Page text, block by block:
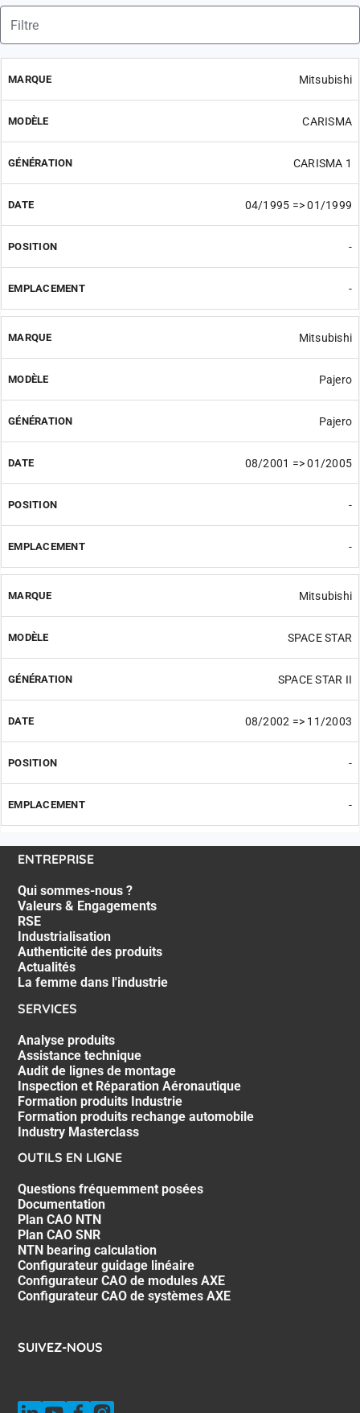
Mitsubishi
CARISMA
CARISMA 1
04/1995 => 01/1999
-
-
Mitsubishi
Pajero
Pajero
08/2001 => 01/2005
-
-
Mitsubishi
SPACE STAR
SPACE STAR II
08/2002 => 11/2003
-
-
ENTREPRISE
Qui sommes-nous ?
Valeurs & Engagements
RSE
Industrialisation
Authenticité des produits
Actualités
La femme dans l'industrie
SERVICES
Analyse produits
Assistance technique
Audit de lignes de montage
Inspection et Réparation Aéronautique
Formation produits Industrie
Formation produits rechange automobile
Industry Masterclass
OUTILS EN LIGNE
Questions fréquemment posées
Documentation
Plan CAO NTN
Plan CAO SNR
NTN bearing calculation
Configurateur guidage linéaire
Configurateur CAO de modules AXE
Configurateur CAO de systèmes AXE
SUIVEZ-NOUS